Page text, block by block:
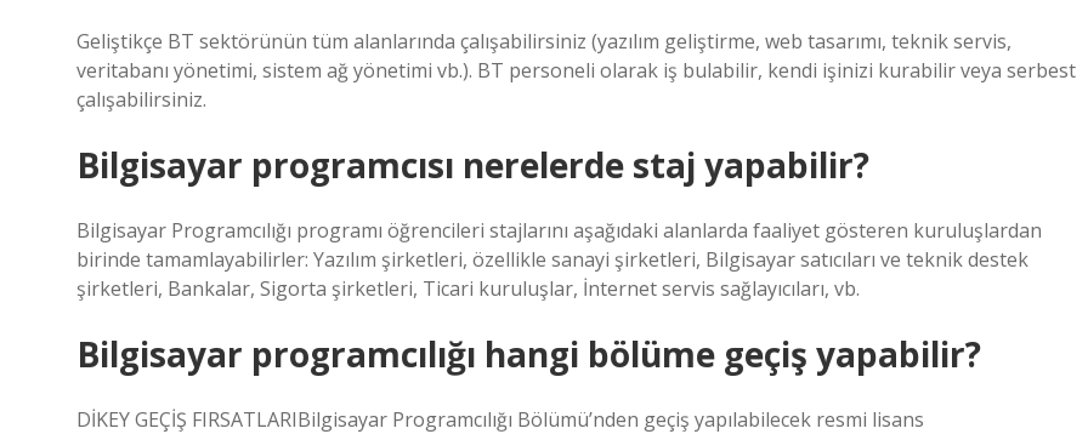
Geliştikçe BT sektörünün tüm alanlarında çalışabilirsiniz (yazılım geliştirme, web tasarımı, teknik servis,
veritabanı yönetimi, sistem ağ yönetimi vb.). BT personeli olarak iş bulabilir, kendi işinizi kurabilir veya serbest
çalışabilirsiniz.
Bilgisayar programcısı nerelerde staj yapabilir?
Bilgisayar Programcılığı programı öğrencileri stajlarını aşağıdaki alanlarda faaliyet gösteren kuruluşlardan
birinde tamamlayabilirler: Yazılım şirketleri, özellikle sanayi şirketleri, Bilgisayar satıcıları ve teknik destek
şirketleri, Bankalar, Sigorta şirketleri, Ticari kuruluşlar, İnternet servis sağlayıcıları, vb.
Bilgisayar programcılığı hangi bölüme geçiş yapabilir?
DİKEY GEÇİŞ FIRSATLARIBilgisayar Programcılığı Bölümü’nden geçiş yapılabilecek resmi lisans